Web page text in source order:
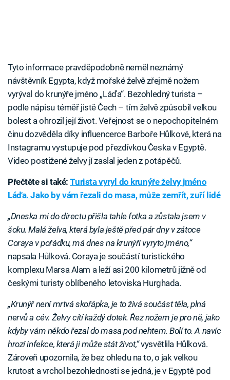
Tyto informace pravděpodobně neměl neznámý
návštěvník Egypta, když mořské želvě zřejmě nožem
vyrýval do krunýře jméno „Láďa“. Bezohledný turista –
podle nápisu téměř jistě Čech – tím želvě způsobil velkou
bolest a ohrozil její život. Veřejnost se o nepochopitelném
činu dozvěděla díky influencerce Barboře Hůlkové, která na
Instagramu vystupuje pod přezdívkou Česka v Egyptě.
Video postižené želvy jí zaslal jeden z potápěčů.
Přečtěte si také:Turista vyryl do krunýře želvy jméno
Láďa. Jako by vám řezali do masa, může zemřít, zuří lidé
„Dneska mi do directu přišla tahle fotka a zůstala jsem v
šoku. Malá želva, která byla ještě před pár dny v zátoce
Coraya v pořádku, má dnes na krunýři vyryto jméno,“
napsala Hůlková. Coraya je součástí turistického
komplexu Marsa Alam a leží asi 200 kilometrů jižně od
českými turisty oblíbeného letoviska Hurghada.
„Krunýř není mrtvá skořápka, je to živá součást těla, plná
nervů a cév. Želvy cítí každý dotek. Řez nožem je pro ně, jako
kdyby vám někdo řezal do masa pod nehtem. Bolí to. A navíc
hrozí infekce, která ji může stát život,“vysvětlila Hůlková.
Zároveň upozornila, že bez ohledu na to, o jak velkou
krutost a vrchol bezohlednosti se jedná, je v Egyptě pod